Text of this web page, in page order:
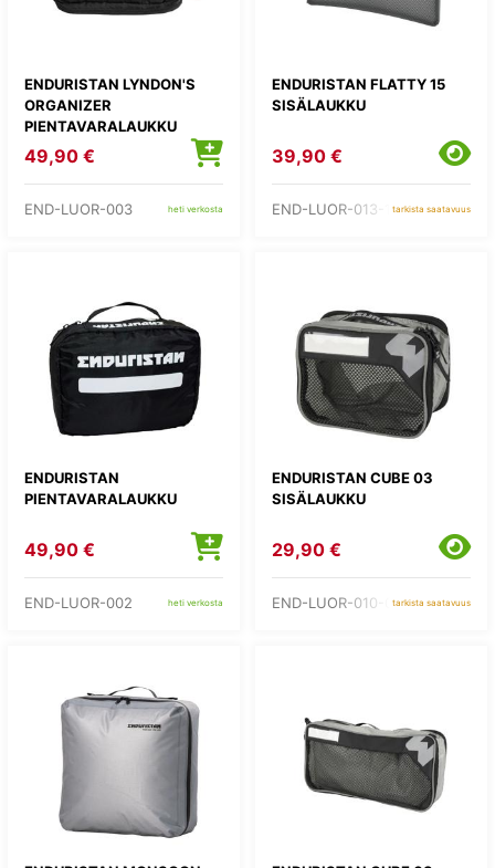
ENDURISTAN LYNDON'S
ORGANIZER
PIENTAVARALAUKKU
49,90 €
END-LUOR-003 heti verkosta
ENDURISTAN FLATTY 15
SISÄLAUKKU
39,90 €
END-LUOR-013-15tarkista saatavuus
ENDURISTAN
PIENTAVARALAUKKU
49,90 €
END-LUOR-002 heti verkosta
ENDURISTAN CUBE 03
SISÄLAUKKU
29,90 €
END-LUOR-010-03tarkista saatavuus